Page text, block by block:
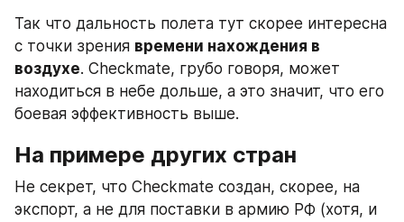
Так что дальность полета тут скорее интересна
с точки зрения времени нахождения в
воздухе. Checkmate, грубо говоря, может
находиться в небе дольше, а это значит, что его
боевая эффективность выше.
На примере других стран
Не секрет, что Checkmate создан, скорее, на
экспорт, а не для поставки в армию РФ (хотя, и